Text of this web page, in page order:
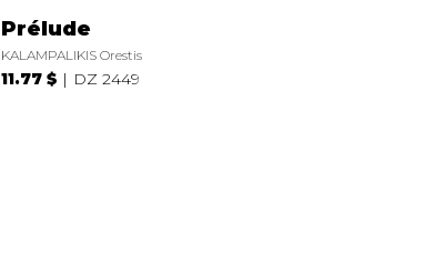
Prélude
KALAMPALIKIS Orestis
11.77 $ DZ 2449